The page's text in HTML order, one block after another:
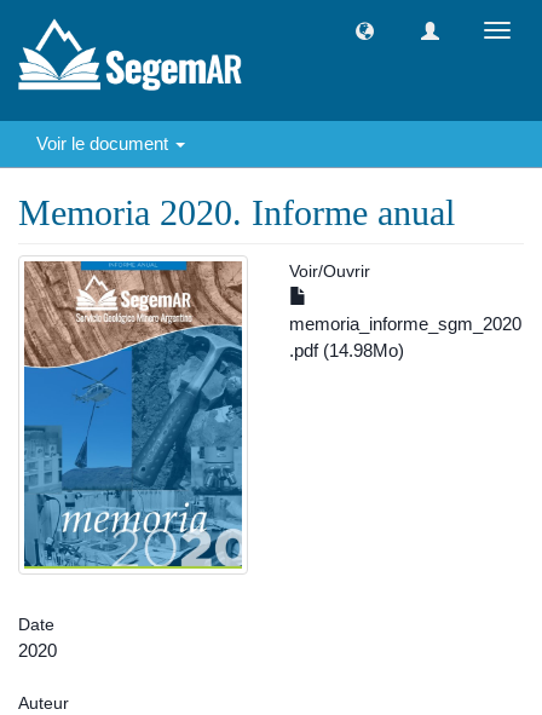
Voir le document
Memoria 2020. Informe anual
Voir/Ouvrir
memoria_informe_sgm_2020
.pdf (14.98Mo)
Date
2020
Auteur